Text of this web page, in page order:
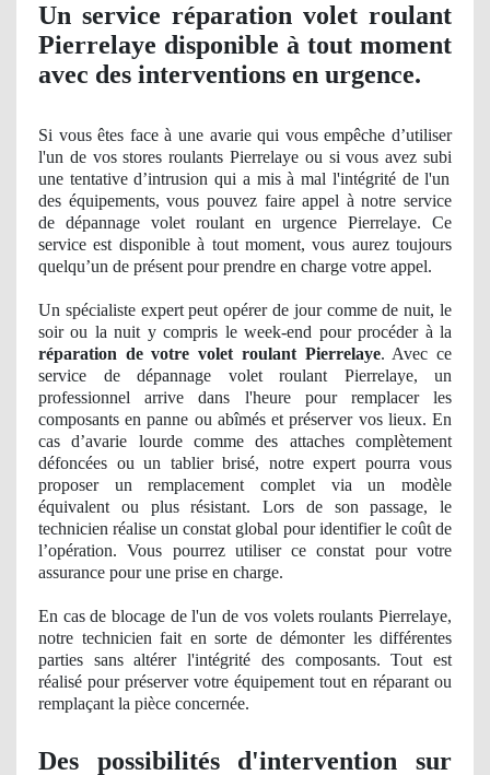
Un service réparation volet roulant
Pierrelaye disponible à tout moment
avec des interventions en urgence.
Si vous êtes face à une avarie qui vous empêched’utiliser
l'un de vos stores roulants Pierrelaye ou si vous avez subi
une tentative d’intrusion qui a mis à mal l'intégrité de l'un
des équipements, vous pouvez faire appel à notre service
de dépannage volet roulant en urgence Pierrelaye. Ce
service est disponible à tout moment, vous aurez toujours
quelqu’un de présent pour prendre en charge votre appel.
Un spécialiste expert peut opérer de jour comme de nuit, le
soir ou la nuit y compris le week-end pour procéder à la
réparation de votre volet roulant Pierrelaye. Avec ce
service de dépannage volet roulant Pierrelaye, un
professionnel arrive dans l'heure pour remplacer les
composants en panne ou abîmés et préserver vos lieux. En
cas d’avarie lourde comme des attaches complètement
défoncées ou un tablier brisé, notre expert pourra vous
proposerunremplacement complet via un modèle
équivalent ou plus résistant. Lors de son passage, le
technicien réalise un constat global pour identifier le coût de
l’opération. Vous pourrez utiliser ce constat pour votre
assurance pour une prise en charge.
En cas de blocage de l'un de vos volets roulants Pierrelaye,
notre technicien fait en sorte de démonterles différentes
parties sans altérerl'intégrité des composants. Tout est
réalisé pour préserver votre équipement tout en réparant ou
remplaçant la pièce concernée.
Des possibilités d'intervention sur